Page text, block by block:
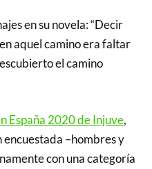
en su novela: “Decir
aquel camino era faltar
el camino
España 2020 de Injuve,
encuestada –hombres y
con una categoría